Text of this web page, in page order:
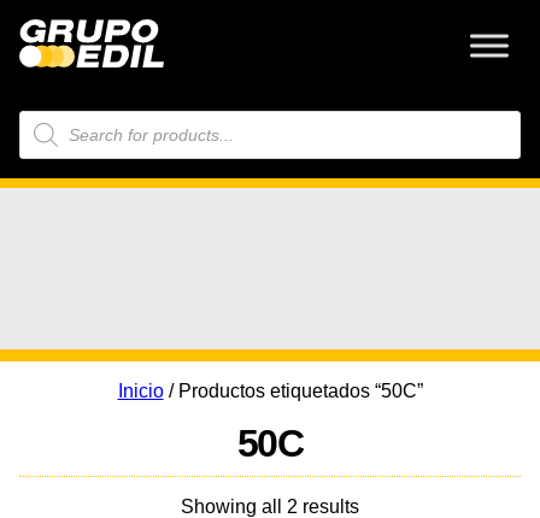
Búsqueda
de
productos
Inicio/ Productos etiquetados “50C”
50C
Showing all 2 results